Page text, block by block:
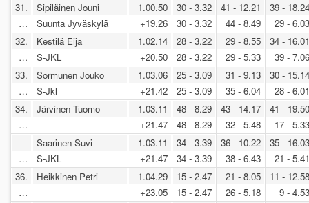
31.
…
Sipiläinen Jouni
Suunta Jyväskylä
1.00.50
+19.26
30 - 3.32
30 - 3.32
41 - 12.21
44 - 8.49
39 - 18.24
29 - 6.03
32.
…
Kestilä Eija
S-JKL
1.02.14
+20.50
28 - 3.22
28 - 3.22
29 - 8.55
29 - 5.33
34 - 16.01
39 - 7.06
33.
…
Sormunen Jouko
S-Jkl
1.03.06
+21.42
25 - 3.09
25 - 3.09
31 - 9.13
35 - 6.04
30 - 15.14
28 - 6.01
34.
…
Järvinen Tuomo
1.03.11
+21.47
48 - 8.29
48 - 8.29
43 - 14.17
32 - 5.48
41 - 19.50
17 - 5.33
…
Saarinen Suvi
S-JKL
1.03.11
+21.47
34 - 3.39
34 - 3.39
36 - 10.22
38 - 6.43
35 - 16.03
21 - 5.41
36.
…
Heikkinen Petri
1.04.29
+23.05
15 - 2.47
15 - 2.47
21 - 8.05
26 - 5.18
11 - 12.58
9 - 4.53